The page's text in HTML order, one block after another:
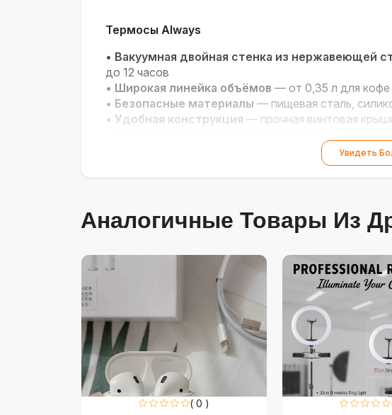
Термосы Always
• Вакуумная двойная стенка из нержавеющей
до 12 часов
• Широкая линейка объёмов — от 0,35 л для кофе
• Безопасные материалы — пищевая сталь,
• Удобная конструкция — прочная винтовая
Увидеть
Аналогичные Товары Из
( 0 )